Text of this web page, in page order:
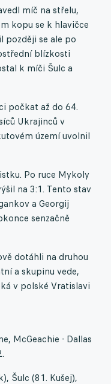
míč na střelu,
kopu se k hlavičce
později se ale po
blízkosti
k míči Šulc a
počkat až do 64.
Ukrajinců v
území uvolnil
Po ruce Mykoly
na 3:1. Tento stav
a Georgij
senzačně
dotáhli na druhou
a skupinu vede,
v polské Vratislavi
McGeachie - Dallas
Šulc (81. Kušej),